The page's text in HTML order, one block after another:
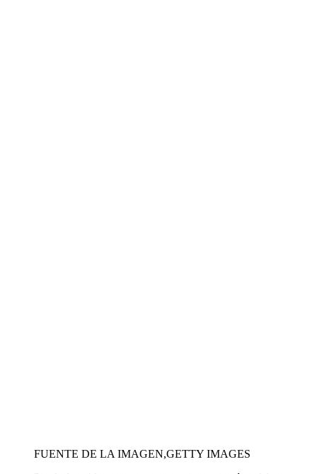
FUENTE DE LA IMAGEN,GETTY IMAGES